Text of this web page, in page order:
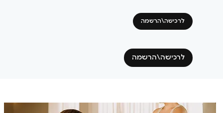
לרכישה\הרשמה
לרכישה\הרשמה